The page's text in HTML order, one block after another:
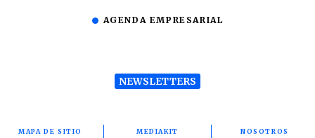
AGENDA EMPRESARIAL
NEWSLETTERS
MAPA DE SITIO MEDIAKIT NOSOTROS